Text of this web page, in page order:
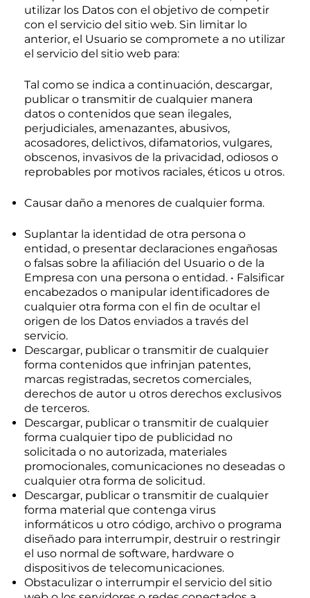
utilizar los Datos con el objetivo de competir
con el servicio del sitio web. Sin limitar lo
anterior, el Usuario se compromete a no utilizar
el servicio del sitio web para:
Tal como se indica a continuación, descargar,
publicar o transmitir de cualquier manera
datos o contenidos que sean ilegales,
perjudiciales, amenazantes, abusivos,
acosadores, delictivos, difamatorios, vulgares,
obscenos, invasivos de la privacidad, odiosos o
reprobables por motivos raciales, éticos u otros.
Causar daño a menores de cualquier forma.
Suplantar la identidad de otra persona o
entidad, o presentar declaraciones engañosas
o falsas sobre la afiliación del Usuario o de la
Empresa con una persona o entidad. • Falsificar
encabezados o manipular identificadores de
cualquier otra forma con el fin de ocultar el
origen de los Datos enviados a través del
servicio.
Descargar, publicar o transmitir de cualquier
forma contenidos que infrinjan patentes,
marcas registradas, secretos comerciales,
derechos de autor u otros derechos exclusivos
de terceros.
Descargar, publicar o transmitir de cualquier
forma cualquier tipo de publicidad no
solicitada o no autorizada, materiales
promocionales, comunicaciones no deseadas o
cualquier otra forma de solicitud.
Descargar, publicar o transmitir de cualquier
forma material que contenga virus
informáticos u otro código, archivo o programa
diseñado para interrumpir, destruir o restringir
el uso normal de software, hardware o
dispositivos de telecomunicaciones.
Obstaculizar o interrumpir el servicio del sitio